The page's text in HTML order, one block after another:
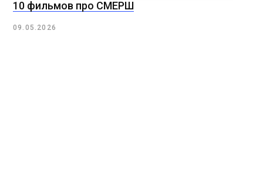
10 фильмов про СМЕРШ
09.05.2026